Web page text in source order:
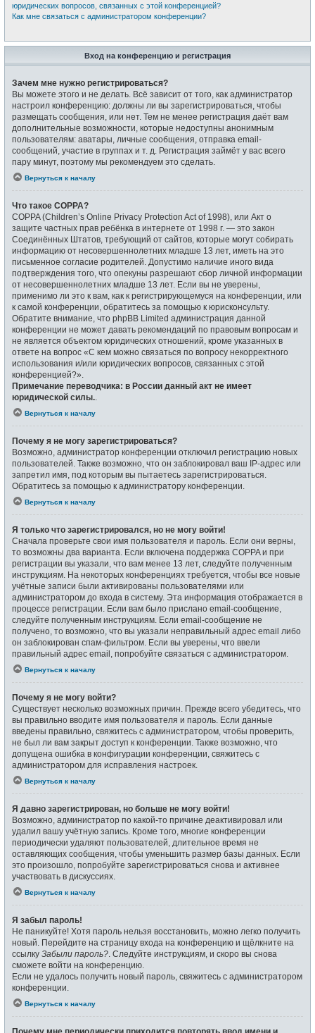
юридических вопросов, связанных с этой конференцией?
Как мне связаться с администратором конференции?
Вход на конференцию и регистрация
Зачем мне нужно регистрироваться?
Вы можете этого и не делать. Всё зависит от того, как администратор
настроил конференцию: должны ли вы зарегистрироваться, чтобы
размещать сообщения, или нет. Тем не менее регистрация даёт вам
дополнительные возможности, которые недоступны анонимным
пользователям: аватары, личные сообщения, отправка email-
сообщений, участие в группах и т. д. Регистрация займёт у вас всего
пару минут, поэтому мы рекомендуем это сделать.
Вернуться к началу
Что такое COPPA?
COPPA (Children’s Online Privacy Protection Act of 1998), или Акт о
защите частных прав ребёнка в интернете от 1998 г. — это закон
Соединённых Штатов, требующий от сайтов, которые могут собирать
информацию от несовершеннолетних младше 13 лет, иметь на это
письменное согласие родителей. Допустимо наличие иного вида
подтверждения того, что опекуны разрешают сбор личной информации
от несовершеннолетних младше 13 лет. Если вы не уверены,
применимо ли это к вам, как к регистрирующемуся на конференции, или
к самой конференции, обратитесь за помощью к юрисконсульту.
Обратите внимание, что phpBB Limited администрация данной
конференции не может давать рекомендаций по правовым вопросам и
не является объектом юридических отношений, кроме указанных в
ответе на вопрос «С кем можно связаться по вопросу некорректного
использования и/или юридических вопросов, связанных с этой
конференцией?».
Примечание переводчика: в России данный акт не имеет
юридической силы.
Вернуться к началу
Почему я не могу зарегистрироваться?
Возможно, администратор конференции отключил регистрацию новых
пользователей. Также возможно, что он заблокировал ваш IP-адрес или
запретил имя, под которым вы пытаетесь зарегистрироваться.
Обратитесь за помощью к администратору конференции.
Вернуться к началу
Я только что зарегистрировался, но не могу войти!
Сначала проверьте свои имя пользователя и пароль. Если они верны,
то возможны два варианта. Если включена поддержка COPPA и при
регистрации вы указали, что вам менее 13 лет, следуйте полученным
инструкциям. На некоторых конференциях требуется, чтобы все новые
учётные записи были активированы пользователями или
администратором до входа в систему. Эта информация отображается в
процессе регистрации. Если вам было прислано email-сообщение,
следуйте полученным инструкциям. Если email-сообщение не
получено, то возможно, что вы указали неправильный адрес email либо
он заблокирован спам-фильтром. Если вы уверены, что ввели
правильный адрес email, попробуйте связаться с администратором.
Вернуться к началу
Почему я не могу войти?
Существует несколько возможных причин. Прежде всего убедитесь, что
вы правильно вводите имя пользователя и пароль. Если данные
введены правильно, свяжитесь с администратором, чтобы проверить,
не был ли вам закрыт доступ к конференции. Также возможно, что
допущена ошибка в конфигурации конференции, свяжитесь с
администратором для исправления настроек.
Вернуться к началу
Я давно зарегистрирован, но больше не могу войти!
Возможно, администратор по какой-то причине деактивировал или
удалил вашу учётную запись. Кроме того, многие конференции
периодически удаляют пользователей, длительное время не
оставляющих сообщения, чтобы уменьшить размер базы данных. Если
это произошло, попробуйте зарегистрироваться снова и активнее
участвовать в дискуссиях.
Вернуться к началу
Я забыл пароль!
Не паникуйте! Хотя пароль нельзя восстановить, можно легко получить
новый. Перейдите на страницу входа на конференцию и щёлкните на
ссылку Забыли пароль? . Следуйте инструкциям, и скоро вы снова
сможете войти на конференцию.
Если не удалось получить новый пароль, свяжитесь с администратором
конференции.
Вернуться к началу